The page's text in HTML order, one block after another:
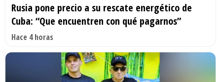
Rusia pone precio a su rescate energético de
Cuba: “Que encuentren con qué pagarnos”
Hace 4 horas